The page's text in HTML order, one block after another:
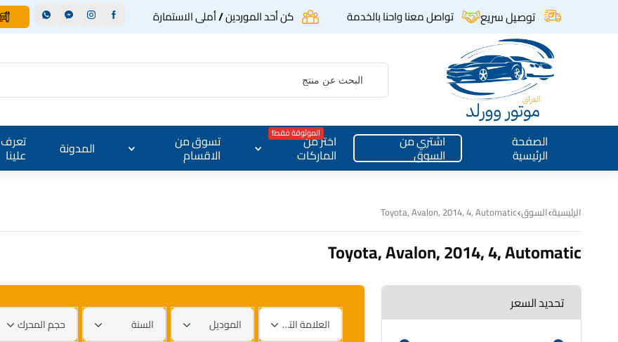
توصيل سريع تواصل معنا واحنا بالخدمة كن أحد الموردين / أملى الاستمارة
الصفحة
الرئيسية
اشتري من
السوق
اختر من
الماركات
الموثوقة فقط! تسوق من
الاقسام المدونة تعرف
علينا
الرئيسية السوق Toyota, Avalon, 2014, 4, Automatic
Toyota, Avalon, 2014, 4, Automatic
تحديد السعر
العلامة التجارية الموديل السنة حجم المحرك